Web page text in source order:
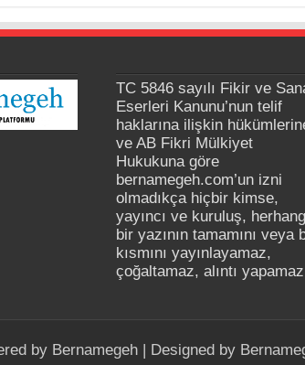
TC 5846 sayılı Fikir ve
Eserleri Kanunu’nun telif
haklarına ilişkin
ve AB Fikri Mülkiyet
Hukukuna göre
bernamegeh.com’un izni
olmadıkça hiçbir kimse,
yayıncı ve kuruluş,
bir yazının tamamını veya
kısmını yayınlayamaz,
çoğaltamaz, alıntı
by Bernamegeh| Designed by